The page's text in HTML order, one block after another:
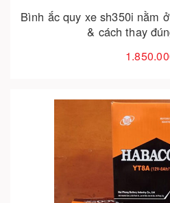
Bình ắc quy xe sh350i nằm
& cách thay